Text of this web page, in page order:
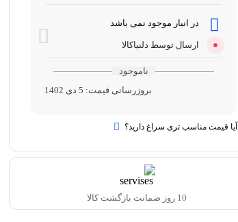
در انبار موجود نمی باشد
ارسال توسط دلنیاکالا
ناموجود
بروزرسانی قیمت: 5 دی 1402
آیا قیمت مناسب تری سراغ دارید؟
10 روز ضمانت بازگشت کالا